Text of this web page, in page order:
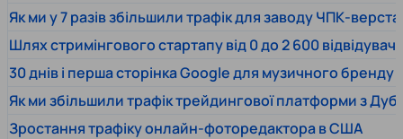
Як ми у 7 разів збільшили трафік для заводу ЧПК-
Шлях стримінгового стартапу від 0 до 2 600
30 днів і перша сторінка Google для музичного бренду
Як ми збільшили трафік трейдингової платформи з
Зростання трафіку онлайн-фоторедактора в США